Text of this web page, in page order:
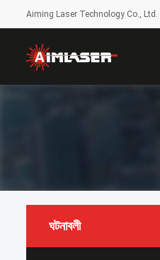
Aiming Laser Technology Co., Ltd.
ঘটনাবলী